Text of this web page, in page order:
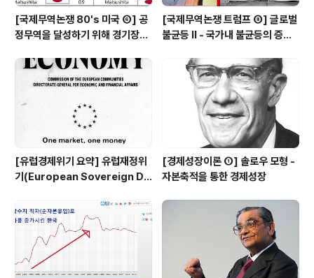
[국제무역논쟁 80's 미국 ⑥] 공
정무역을 달성하기 위해 경기장을
도체 분쟁과 전략적 무역 정책 논
[국제무역논쟁 트럼프 ⑧] 글로벌
불균등 Ⅱ - 국가내 불균등의 증가
역 때문인가 기술변화 때문인가
[유럽경제위기 요약] 유럽재정위
기(European Sovereign De
[경제성장이론 ①] 솔로우 모형 -
자본축적을 통한 경제성장